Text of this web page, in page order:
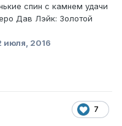
спин с камнем удачи
Дав Лэйк: Золотой
июля, 2016
7